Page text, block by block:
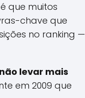
que muitos
chave que
no ranking —
não levar mais
em 2009 que